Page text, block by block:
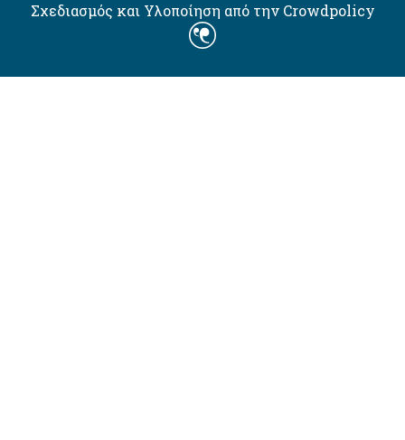
Σχεδιασμός και Υλοποίηση από την Crowdpolicy